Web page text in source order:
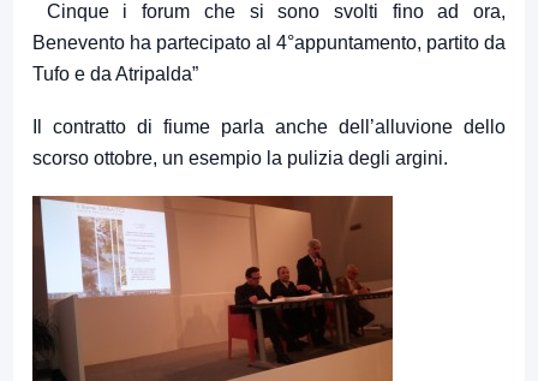
Cinque i forum che si sono svolti fino ad ora,
Benevento ha partecipato al 4°appuntamento, partito da
Tufo e da Atripalda”
Il contratto di fiume parla anche dell’alluvione dello
scorso ottobre, un esempio la pulizia degli argini.